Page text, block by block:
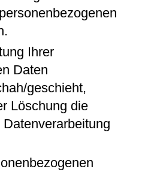
Ihrer
Daten
geschieht,
Löschung die